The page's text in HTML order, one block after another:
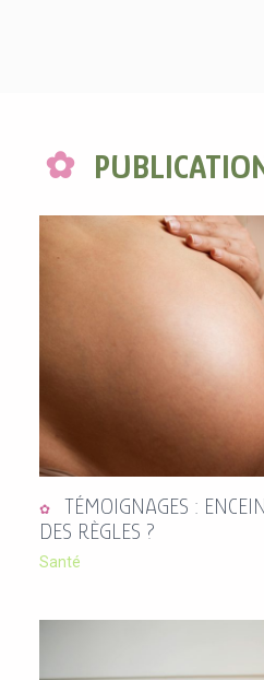
TÉMOIGNAGES :
DES RÈGLES ?
Santé